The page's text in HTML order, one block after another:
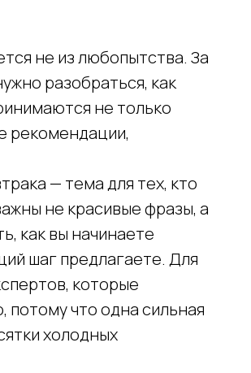
не из любопытства. За
разобраться, как
не только
рекомендации,
— тема для тех, кто
не красивые фразы, а
как вы начинаете
шаг предлагаете. Для
которые
что одна сильная
холодных